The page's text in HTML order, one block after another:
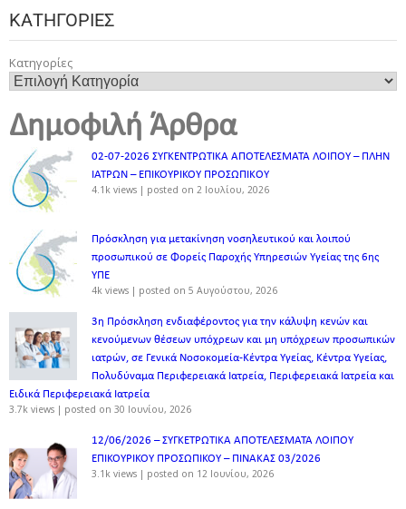
ΚΑΤΗΓΟΡΊΕΣ
Κατηγορίες
Δημοφιλή Άρθρα
02-07-2026 ΣΥΓΚΕΝΤΡΩΤΙΚΑ ΑΠΟΤΕΛΕΣΜΑΤΑ ΛΟΙΠΟΥ – ΠΛΗΝ
ΙΑΤΡΩΝ – ΕΠΙΚΟΥΡΙΚΟΥ ΠΡΟΣΩΠΙΚOY
4.1k views | posted on 2 Ιουλίου, 2026
Πρόσκληση για μετακίνηση νοσηλευτικού και λοιπού
προσωπικού σε Φορείς Παροχής Υπηρεσιών Υγείας της 6ης
ΥΠΕ
4k views | posted on 5 Αυγούστου, 2026
3η Πρόσκληση ενδιαφέροντος για την κάλυψη κενών και
κενούμενων θέσεων υπόχρεων και μη υπόχρεων προσωπικών
ιατρών, σε Γενικά Νοσοκομεία-Κέντρα Υγείας, Κέντρα Υγείας,
Πολυδύναμα Περιφερειακά Ιατρεία, Περιφερειακά Ιατρεία και
Ειδικά Περιφερειακά Ιατρεία
3.7k views | posted on 30 Ιουνίου, 2026
12/06/2026 – ΣΥΓΚΕΤΡΩΤΙΚΑ ΑΠΟΤΕΛΕΣΜΑΤΑ ΛΟΙΠΟΥ
ΕΠΙΚΟΥΡΙΚΟΥ ΠΡΟΣΩΠΙΚΟΥ – ΠΙΝΑΚΑΣ 03/2026
3.1k views | posted on 12 Ιουνίου, 2026